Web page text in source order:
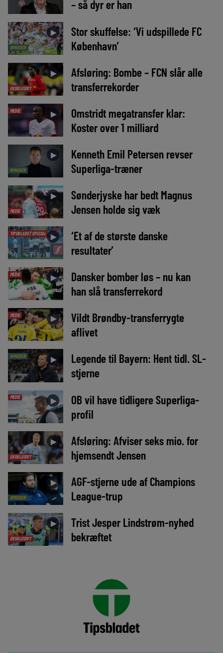
– så dyr er han
NYHEDER
►
Stor skuffelse: ‘Vi udspillede FC
København’
EKSKLUSIVT
►
Afsløring: Bombe – FCN slår alle
transferrekorder
MEDIE ►
Omstridt megatransfer klar:
Koster over 1 milliard
NYHEDER
►
Kenneth Emil Petersen revser
Superliga-træner
MEDIE
►
Sønderjyske har bedt Magnus
Jensen holde sig væk
TIPSBLADET SPECIAL ►
‘Et af de største danske
resultater’
MEDIE ►
Dansker bomber løs – nu kan
han slå transferrekord
MEDIE ►
Vildt Brøndby-transferrygte
aflivet
NYHEDER ►
Legende til Bayern: Hent tidl. SL-
stjerne
MEDIE ►
OB vil have tidligere Superliga-
profil
EKSKLUSIVT
►
Afsløring: Afviser seks mio. for
hjemsendt Jensen
NYHEDER
►
AGF-stjerne ude af Champions
League-trup
EKSKLUSIVT
►
Trist Jesper Lindstrøm-nyhed
bekræftet